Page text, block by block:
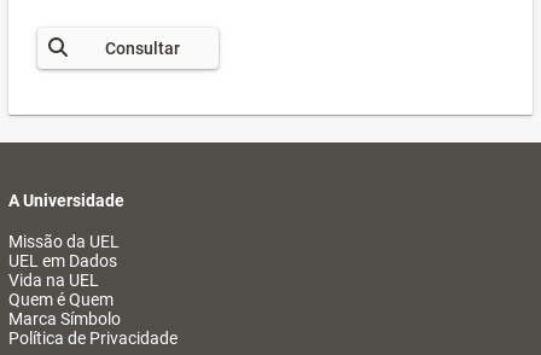
Consultar
A Universidade
Missão da UEL
UEL em Dados
Vida na UEL
Quem é Quem
Marca Símbolo
Política de Privacidade